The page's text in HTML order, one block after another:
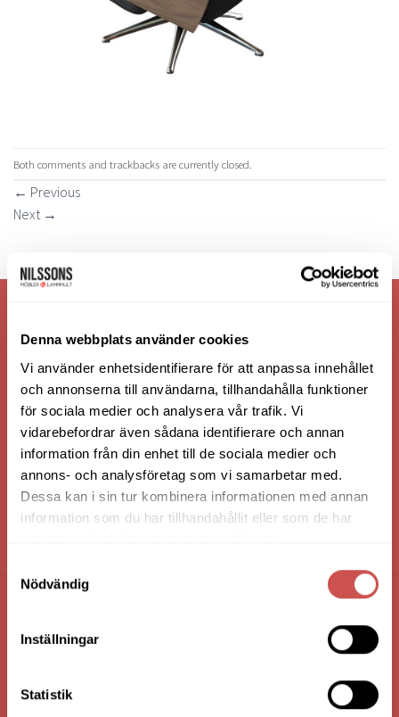
Denna webbplats använder cookies
Vi använder enhetsidentifierare för att anpassa innehållet
och annonserna till användarna, tillhandahålla funktioner
för sociala medier och analysera vår trafik. Vi
vidarebefordrar även sådana identifierare och annan
information från din enhet till de sociala medier och
annons- och analysföretag som vi samarbetar med.
Dessa kan i sin tur kombinera informationen med annan
information som du har tillhandahållit eller som de har
Nödvändig
Inställningar
Statistik
Both comments and trackbacks are currently closed.
← Previous
Next →
363 44 Lammhult